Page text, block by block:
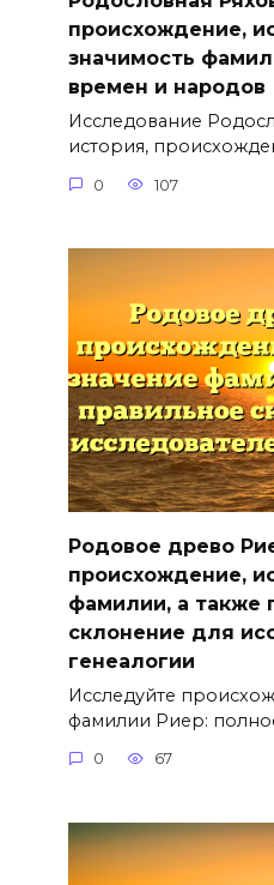
происхождение,
значимость
времен и народов
Исследование
история,
0 107
Родовое древо
происхождение,
фамилии, а также
склонение для
генеалогии
Исследуйте
фамилии Риер:
0 67